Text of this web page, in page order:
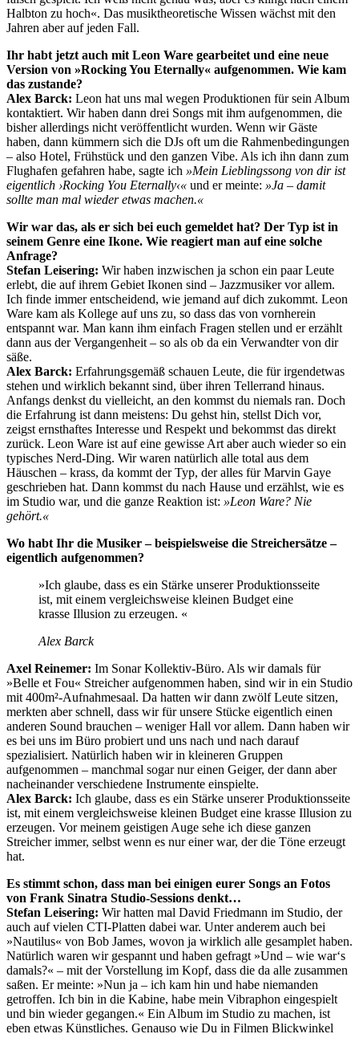
Halbton zu hoch«. Das musiktheoretische Wissen wächst mit den
Jahren aber auf jeden Fall.
Ihr habt jetzt auch mit Leon Ware gearbeitet und eine neue
Version von »Rocking You Eternally« aufgenommen. Wie kam
das zustande?
Alex Barck: Leon hat uns mal wegen Produktionen für sein Album
kontaktiert. Wir haben dann drei Songs mit ihm aufgenommen, die
bisher allerdings nicht veröffentlicht wurden. Wenn wir Gäste
haben, dann kümmern sich die DJs oft um die Rahmenbedingungen
– also Hotel, Frühstück und den ganzen Vibe. Als ich ihn dann zum
Flughafen gefahren habe, sagte ich »Mein Lieblingssong von dir ist
eigentlich ›Rocking You Eternally‹« und er meinte: »Ja – damit
sollte man mal wieder etwas machen.«
Wir war das, als er sich bei euch gemeldet hat? Der Typ ist in
seinem Genre eine Ikone. Wie reagiert man auf eine solche
Anfrage?
Stefan Leisering: Wir haben inzwischen ja schon ein paar Leute
erlebt, die auf ihrem Gebiet Ikonen sind – Jazzmusiker vor allem.
Ich finde immer entscheidend, wie jemand auf dich zukommt. Leon
Ware kam als Kollege auf uns zu, so dass das von vornherein
entspannt war. Man kann ihm einfach Fragen stellen und er erzählt
dann aus der Vergangenheit – so als ob da ein Verwandter von dir
säße.
Alex Barck: Erfahrungsgemäß schauen Leute, die für irgendetwas
stehen und wirklich bekannt sind, über ihren Tellerrand hinaus.
Anfangs denkst du vielleicht, an den kommst du niemals ran. Doch
die Erfahrung ist dann meistens: Du gehst hin, stellst Dich vor,
zeigst ernsthaftes Interesse und Respekt und bekommst das direkt
zurück. Leon Ware ist auf eine gewisse Art aber auch wieder so ein
typisches Nerd-Ding. Wir waren natürlich alle total aus dem
Häuschen – krass, da kommt der Typ, der alles für Marvin Gaye
geschrieben hat. Dann kommst du nach Hause und erzählst, wie es
im Studio war, und die ganze Reaktion ist: »Leon Ware? Nie
gehört.«
Wo habt Ihr die Musiker – beispielsweise die Streichersätze –
eigentlich aufgenommen?
»Ich glaube, dass es ein Stärke unserer Produktionsseite
ist, mit einem vergleichsweise kleinen Budget eine
krasse Illusion zu erzeugen. «
Alex Barck
Axel Reinemer: Im Sonar Kollektiv-Büro. Als wir damals für
»Belle et Fou« Streicher aufgenommen haben, sind wir in ein Studio
mit 400m²-Aufnahmesaal. Da hatten wir dann zwölf Leute sitzen,
merkten aber schnell, dass wir für unsere Stücke eigentlich einen
anderen Sound brauchen – weniger Hall vor allem. Dann haben wir
es bei uns im Büro probiert und uns nach und nach darauf
spezialisiert. Natürlich haben wir in kleineren Gruppen
aufgenommen – manchmal sogar nur einen Geiger, der dann aber
nacheinander verschiedene Instrumente einspielte.
Alex Barck: Ich glaube, dass es ein Stärke unserer Produktionsseite
ist, mit einem vergleichsweise kleinen Budget eine krasse Illusion zu
erzeugen. Vor meinem geistigen Auge sehe ich diese ganzen
Streicher immer, selbst wenn es nur einer war, der die Töne erzeugt
hat.
Es stimmt schon, dass man bei einigen eurer Songs an Fotos
von Frank Sinatra Studio-Sessions denkt…
Stefan Leisering: Wir hatten mal David Friedmann im Studio, der
auch auf vielen CTI-Platten dabei war. Unter anderem auch bei
»Nautilus« von Bob James, wovon ja wirklich alle gesamplet haben.
Natürlich waren wir gespannt und haben gefragt »Und – wie war‘s
damals?« – mit der Vorstellung im Kopf, dass die da alle zusammen
saßen. Er meinte: »Nun ja – ich kam hin und habe niemanden
getroffen. Ich bin in die Kabine, habe mein Vibraphon eingespielt
und bin wieder gegangen.« Ein Album im Studio zu machen, ist
eben etwas Künstliches. Genauso wie Du in Filmen Blickwinkel